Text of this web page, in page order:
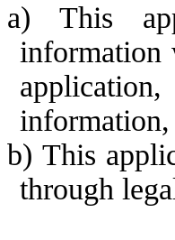
a)
This
information
information,
b) This
through